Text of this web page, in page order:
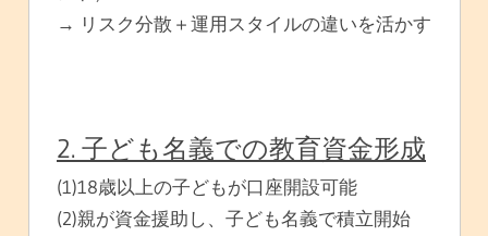
→ リスク分散＋運用スタイルの違いを活かす
2. 子ども名義での教育資金形成
(1)18歳以上の子どもが口座開設可能
(2)親が資金援助し、子ども名義で積立開始